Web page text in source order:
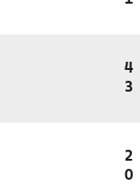
4
3
2
0